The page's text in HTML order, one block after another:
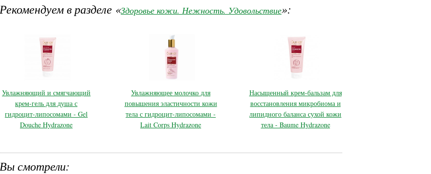
Рекомендуем в разделе «Здоровье кожи. Нежность. Удовольствие»:
Увлажняющий и смягчающий
крем-гель для душа с
гидроцит-липосомами - Gel
Douche Hydrazone
Увлажняющее молочко для
повышения эластичности кожи
тела с гидроцит-липосомами -
Lait Corps Hydrazone
Насыщенный крем-бальзам для
восстановления микробиома и
липидного баланса сухой кожи
тела - Baume Hydrazone
Вы смотрели: